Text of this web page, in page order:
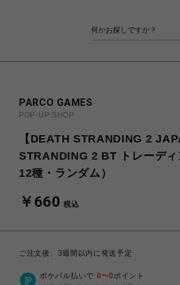
PARCO GAMES
POP-UP SHOP
【DEATH STRANDING 2
STRANDING 2 BT トレーデ
12種・ランダム）
￥660 税込
ご注文後、3週間以内に発送予定
ポケパル払いで 0〜0ポイント